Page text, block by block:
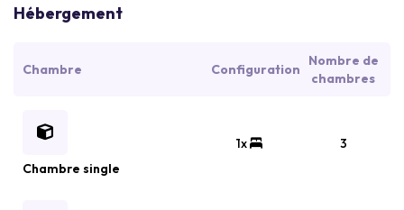
Hébergement
Chambre Configuration
Nombre de
chambres
Chambre single
1x 3